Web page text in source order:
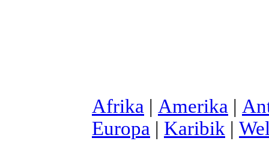
Afrika | Amerika |
Europa | Karibik |